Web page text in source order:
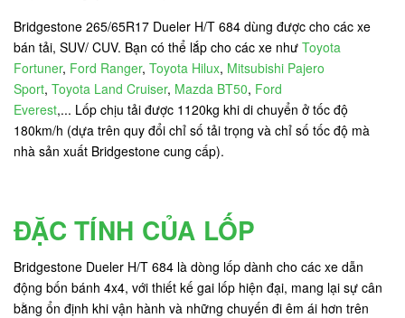
Bridgestone 265/65R17 Dueler H/T 684 dùng được cho các xe
bán tải, SUV/ CUV. Bạn có thể lắp cho các xe như Toyota
Fortuner, Ford Ranger, Toyota Hilux, Mitsubishi Pajero
Sport, Toyota Land Cruiser, Mazda BT50, Ford
Everest,... Lốp chịu tải được 1120kg khi di chuyển ở tốc độ
180km/h (dựa trên quy đổi chỉ số tải trọng và chỉ số tốc độ mà
nhà sản xuất Bridgestone cung cấp).
ĐẶC TÍNH CỦA LỐP
Bridgestone Dueler H/T 684 là dòng lốp dành cho các xe dẫn
động bốn bánh 4x4, với thiết kế gai lốp hiện đại, mang lại sự cân
bằng ổn định khi vận hành và những chuyến đi êm ái hơn trên